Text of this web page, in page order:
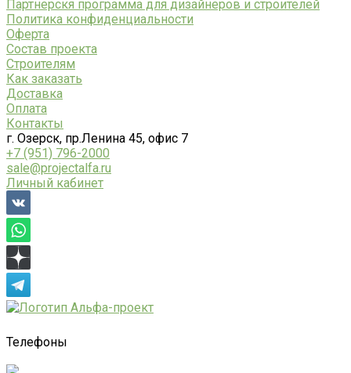
Партнерскя программа для дизайнеров и строителей
Политика конфиденциальности
Оферта
Состав проекта
Строителям
Как заказать
Доставка
Оплата
Контакты
г. Озерск, пр.Ленина 45, офис 7
+7 (951) 796-2000
sale@projectalfa.ru
Личный кабинет
Телефоны